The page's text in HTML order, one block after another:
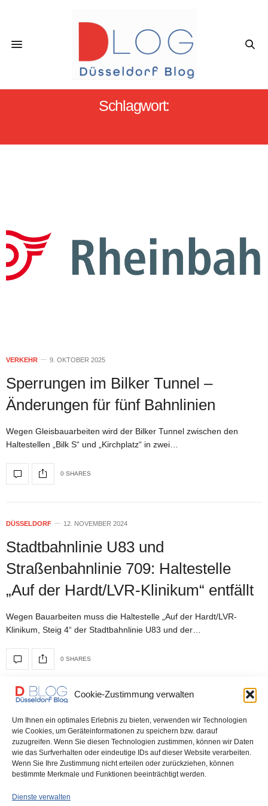
Cookie-Zustimmung verwalten
Um Ihnen ein optimales Erlebnis zu bieten, verwenden wir Technologien
wie Cookies, um Geräteinformationen zu speichern bzw. darauf
zuzugreifen. Wenn Sie diesen Technologien zustimmen, können wir Daten
wie das Surfverhalten oder eindeutige IDs auf dieser Website verarbeiten.
Wenn Sie Ihre Zustimmung nicht erteilen oder zurückziehen, können
bestimmte Merkmale und Funktionen beeinträchtigt werden.
Dienste verwalten
Schlagwort:
VERKEHR 9. OKTOBER 2025
Sperrungen im Bilker Tunnel –
Änderungen für fünf Bahnlinien
Wegen Gleisbauarbeiten wird der Bilker Tunnel zwischen den
Haltestellen „Bilk S“ und „Kirchplatz“ in zwei…
0 SHARES
DÜSSELDORF 12. NOVEMBER 2024
Stadtbahnlinie U83 und
Straßenbahnlinie 709: Haltestelle
„Auf der Hardt/LVR-Klinikum“ entfällt
Wegen Bauarbeiten muss die Haltestelle „Auf der Hardt/LVR-
Klinikum, Steig 4“ der Stadtbahnlinie U83 und der…
0 SHARES
Rheinbahn: Gleisbauarbeiten auf der
Grafenberger Allee – Änderungen für
vierzehn Linien
Die Rheinbahn erneuert auf der Grafenberger Allee im Bereich des